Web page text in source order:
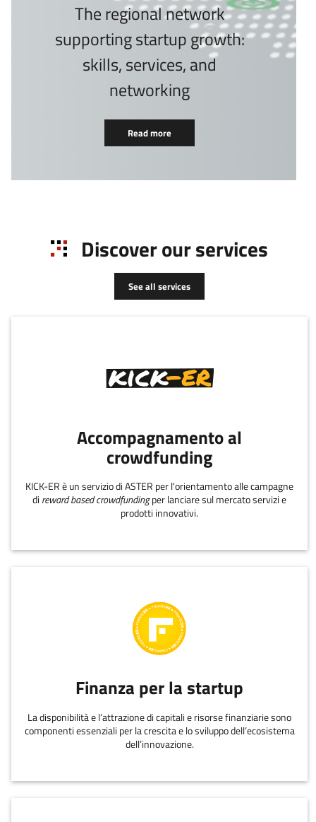
The regional network
supporting startup growth:
skills, services, and
networking
Read more
Discover our services
See all services
Accompagnamento al
crowdfunding
KICK-ER è un servizio di ASTER per l'orientamento alle campagne
di reward based crowdfundingper lanciare sul mercato servizi e
prodotti innovativi.
Finanza per la startup
La disponibilità e l’attrazione di capitali e risorse finanziarie sono
componenti essenziali per la crescita e lo sviluppo dell’ecosistema
dell’innovazione.